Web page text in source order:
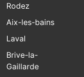
Rodez
Aix-les-bains
Laval
Brive-la-
Gaillarde